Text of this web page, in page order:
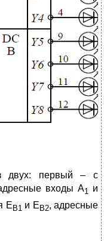
двух: первый – с
входы А1 и
Е В1 и Е В2, адресные